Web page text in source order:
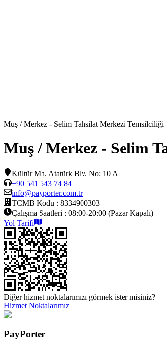
Muş / Merkez - Selim Tahsilat Merkezi Temsilciliği
Muş / Merkez - Selim
Kültür Mh. Atatürk Blv. No: 10 A
+90 541 543 74 84
info@payporter.com.tr
TCMB Kodu : 8334900303
Çalışma Saatleri : 08:00-20:00 (Pazar Kapalı)
Yol Tarifi
Diğer hizmet noktalarımızı görmek ister misiniz?
Hizmet Noktalarımız
PayPorter